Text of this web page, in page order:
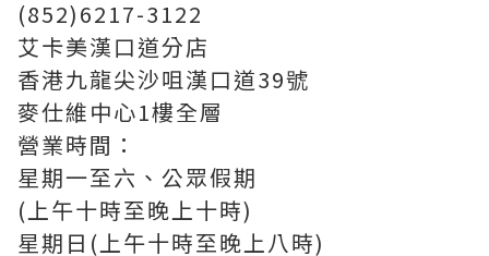
(852)6217-3122
艾卡美漢口道分店
香港九龍尖沙咀漢口道39號
麥仕維中心1樓全層
營業時間：
星期一至六、公眾假期
(上午十時至晚上十時)
星期日(上午十時至晚上八時)